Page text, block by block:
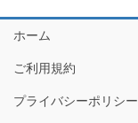
ホーム
ご利用規約
プライバシーポリシー